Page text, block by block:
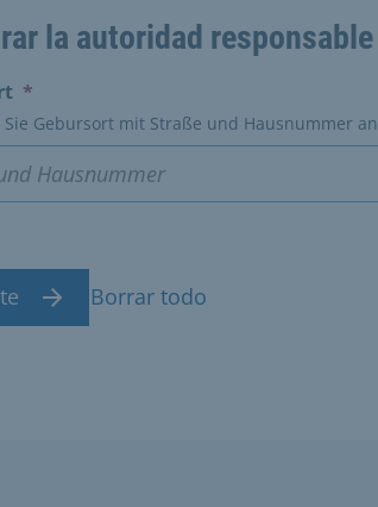
la autoridad responsable
*
Gebursort mit Straße und Hausnummer an
Borrar todo